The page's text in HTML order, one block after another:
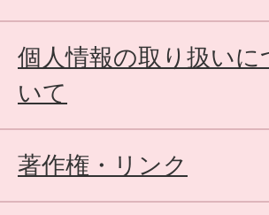
個人情報の取り扱いに
いて
著作権・リンク